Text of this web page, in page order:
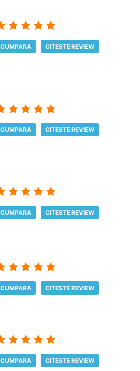
CUMPARA CITESTE REVIEW
CUMPARA CITESTE REVIEW
CUMPARA CITESTE REVIEW
CUMPARA CITESTE REVIEW
CUMPARA CITESTE REVIEW